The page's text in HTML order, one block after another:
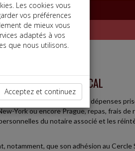
REDRESSEMENT FISCAL
déduction de nombreuses dépenses
York ou encore Prague, repas, frais
du notaire associé et les
que son adhésion au
Les cookies vous
vos préférences
de mieux vous
adaptés à vos
que nous utilisons.
Acceptez et continuez